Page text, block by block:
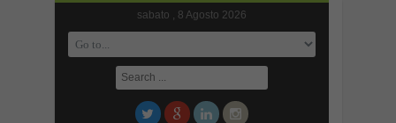
sabato , 8 Agosto 2026